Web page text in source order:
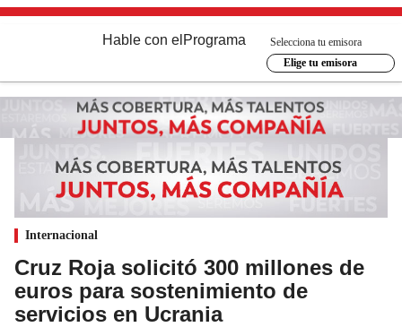
Hable con el Programa
Selecciona tu emisora
Elige tu emisora
Internacional
Cruz Roja solicitó 300 millones de
euros para sostenimiento de
servicios en Ucrania